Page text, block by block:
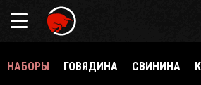
НАБОРЫ ГОВЯДИНА СВИНИНА
Подарочный
сертификат
и